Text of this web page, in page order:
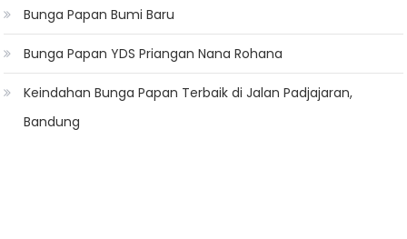
Bunga Papan Bumi Baru
Bunga Papan YDS Priangan Nana Rohana
Keindahan Bunga Papan Terbaik di Jalan Padjajaran,
Bandung